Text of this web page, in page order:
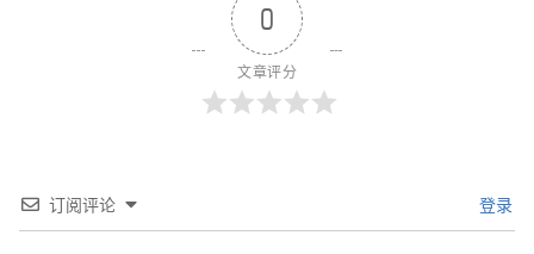
0
文章评分
订阅评论 登录